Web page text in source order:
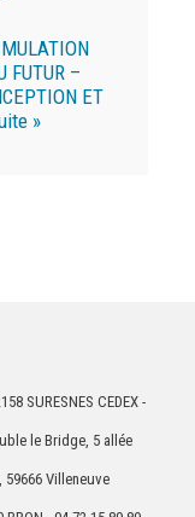
FUTUR –
ET
»
SURESNES CEDEX -
le Bridge, 5 allée
59666 Villeneuve